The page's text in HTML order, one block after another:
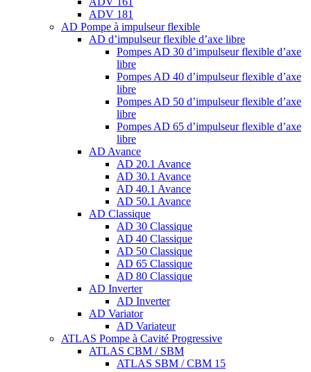
ADV 181
AD Pompe à impulseur flexible
AD d’impulseur flexible d’axe libre
Pompes AD 30 d’impulseur flexible d’axe
libre
Pompes AD 40 d’impulseur flexible d’axe
libre
Pompes AD 50 d’impulseur flexible d’axe
libre
Pompes AD 65 d’impulseur flexible d’axe
libre
AD Avance
AD 20.1 Avance
AD 30.1 Avance
AD 40.1 Avance
AD 50.1 Avance
AD Classique
AD 30 Classique
AD 40 Classique
AD 50 Classique
AD 65 Classique
AD 80 Classique
AD Inverter
AD Inverter
AD Variator
AD Variateur
ATLAS Pompe à Cavité Progressive
ATLAS CBM / SBM
ATLAS SBM / CBM 15